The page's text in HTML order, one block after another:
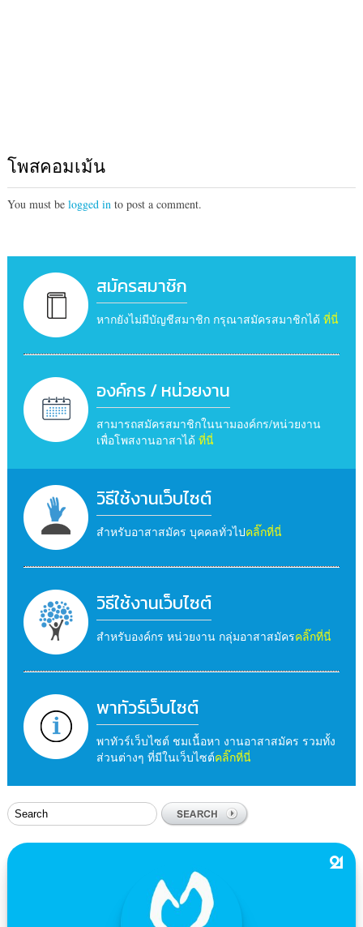
โพสคอมเม้น
You must be logged in to post a comment.
สมัครสมาชิก
หากยังไม่มีบัญชีสมาชิก กรุณาสมัครสมาชิกได้ ที่นี่
องค์กร / หน่วยงาน
สามารถสมัครสมาชิกในนามองค์กร/หน่วยงาน
เพื่อโพสงานอาสาได้ ที่นี่
วิธีใช้งานเว็บไซต์
สำหรับอาสาสมัคร บุคคลทั่วไปคลิ๊กที่นี่
วิธีใช้งานเว็บไซต์
สำหรับองค์กร หน่วยงาน กลุ่มอาสาสมัครคลิ๊กที่นี่
พาทัวร์เว็บไซต์
พาทัวร์เว็บไซต์ ชมเนื้อหา งานอาสาสมัคร รวมทั้ง
ส่วนต่างๆ ที่มีในเว็บไซต์คลิ๊กที่นี่